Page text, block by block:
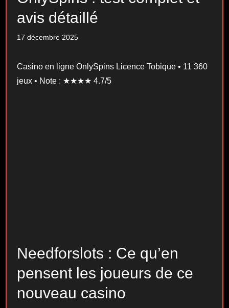
avis détaillé
17 décembre 2025
Casino en ligne OnlySpins Licence Tobique • 11 360
jeux • Note : ★★★★ 4.7/5
Needforslots : Ce qu’en
pensent les joueurs de ce
nouveau casino